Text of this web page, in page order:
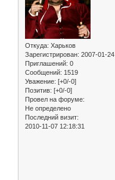
Откуда: Харьков
Зарегистрирован: 2007-01-24
Приглашений: 0
Сообщений: 1519
Уважение: [+0/-0]
Позитив: [+0/-0]
Провел на форуме:
Не определено
Последний визит:
2010-11-07 12:18:31